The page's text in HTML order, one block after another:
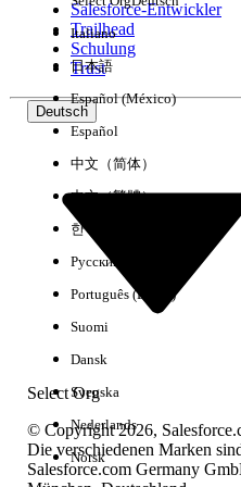
Erfahrung
Keine
Salesforce-Entwickler
Trailhead
Schulung
Trust
Deutsch
Select Org
Italiano
日本語
Español (México)
Español
中文（简体）
中文（繁體）
한국어
Русский
Português (Brasil)
Suomi
Dansk
Svenska
Nederlands
Norsk
© Copyright 2026,
Die verschiedenen Marken
Salesforce.com Germany